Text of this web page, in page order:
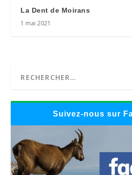
La Dent de Moirans
1 mai 2021
Suivez-nous sur